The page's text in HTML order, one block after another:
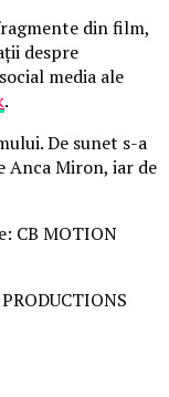
din film,
despre
media ale
.
De sunet s-a
Anca Miron, iar de
CB MOTION